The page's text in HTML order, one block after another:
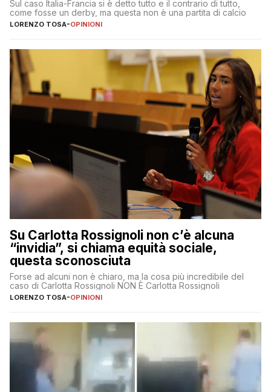
Sul caso Italia-Francia si è detto tutto e il contrario di tutto,
come fosse un derby, ma questa non è una partita di calcio
LORENZO TOSA-OPINIONI
Su Carlotta Rossignoli non c’è alcuna
“invidia”, si chiama equità sociale,
questa sconosciuta
Forse ad alcuni non è chiaro, ma la cosa più incredibile del
caso di Carlotta Rossignoli NON È Carlotta Rossignoli
LORENZO TOSA-OPINIONI